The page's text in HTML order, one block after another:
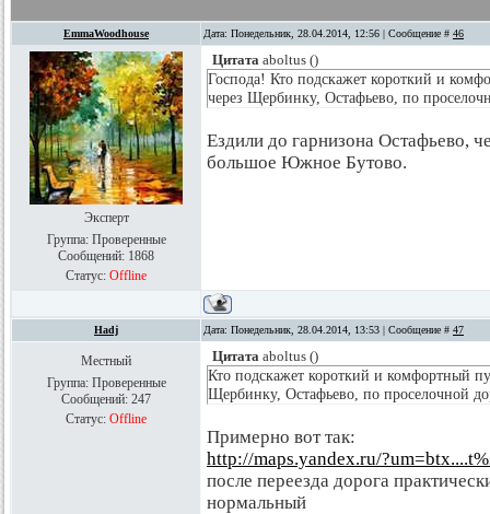
EmmaWoodhouse Дата: Понедельник, 28.04.2014, 12:56 | Сообщение # 46
Эксперт
Группа: Проверенные
Сообщений: 1868
Статус: Offline
Цитата aboltus ()
Господа! Кто подскажет короткий и
через Щербинку, Остафьево, по
Ездили до гарнизона Остафьево,
большое Южное Бутово.
Hadj Дата: Понедельник, 28.04.2014, 13:53 | Сообщение # 47
Местный
Группа: Проверенные
Сообщений: 247
Статус: Offline
Цитата aboltus ()
Кто подскажет короткий и комфортный
Щербинку, Остафьево, по проселочной
Примерно вот так:
http://maps.yandex.ru/
после переезда дорога
нормальный